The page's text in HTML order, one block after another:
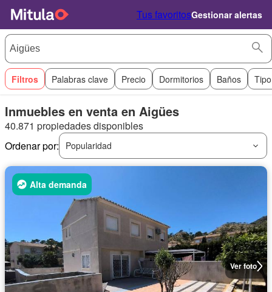
Tus favoritosGestionar alertas
Filtros Palabras clave Precio Dormitorios Baños
Inmuebles en venta en Aigües
40.871 propiedades disponibles
Ordenar por:
Popularidad
Ver foto
Alta demanda